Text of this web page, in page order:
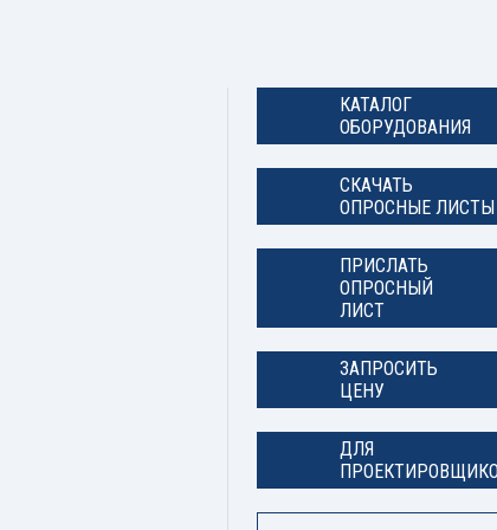
КАТАЛОГ
ОБОРУДОВАНИЯ
СКАЧАТЬ
ОПРОСНЫЕ ЛИСТЫ
ПРИСЛАТЬ
ОПРОСНЫЙ
ЛИСТ
ЗАПРОСИТЬ
ЦЕНУ
ДЛЯ